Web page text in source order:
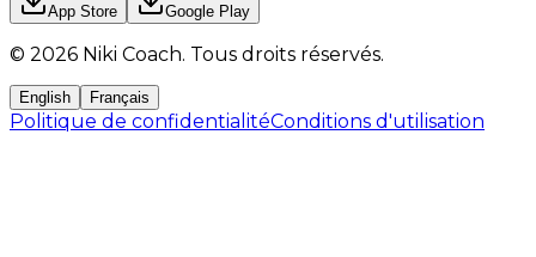
App Store Google Play
© 2026 Niki Coach. Tous droits réservés.
English Français
Politique de confidentialitéConditions d'utilisation